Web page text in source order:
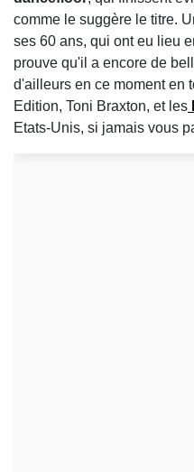
comme le suggère le titre.
ses 60 ans, qui ont eu lieu
prouve qu'il a encore de
d'ailleurs en ce moment en
Edition, Toni Braxton, et les
Etats-Unis, si jamais vous